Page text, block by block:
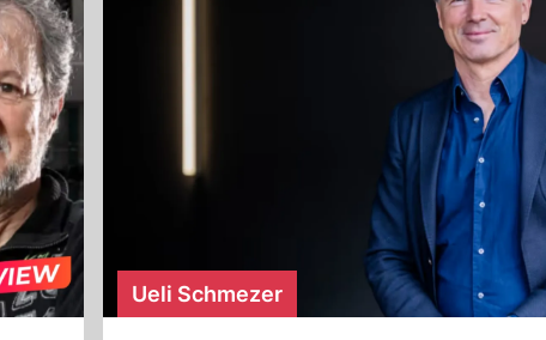
Ueli Schmezer